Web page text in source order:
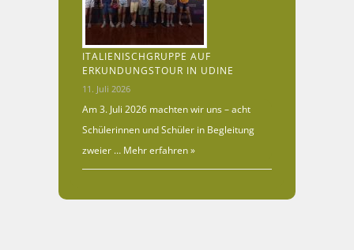
ITALIENISCHGRUPPE AUF
ERKUNDUNGSTOUR IN UDINE
11. Juli 2026
Am 3. Juli 2026 machten wir uns – acht
Schülerinnen und Schüler in Begleitung
zweier … Mehr erfahren »